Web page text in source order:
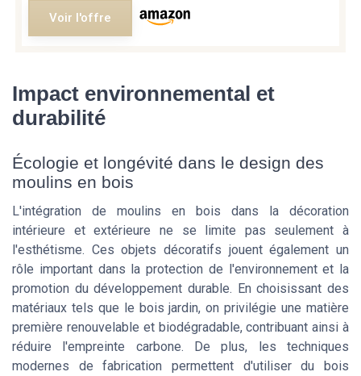
Voir l'offre
Impact environnemental et
durabilité
Écologie et longévité dans le design des
moulins en bois
L'intégration de moulins en bois dans la décoration
intérieure et extérieure ne se limite pas seulement à
l'esthétisme. Ces objets décoratifs jouent également un
rôle important dans la protection de l'environnement et la
promotion du développement durable. En choisissant des
matériaux tels que le bois jardin, on privilégie une matière
première renouvelable et biodégradable, contribuant ainsi à
réduire l'empreinte carbone. De plus, les techniques
modernes de fabrication permettent d'utiliser du bois